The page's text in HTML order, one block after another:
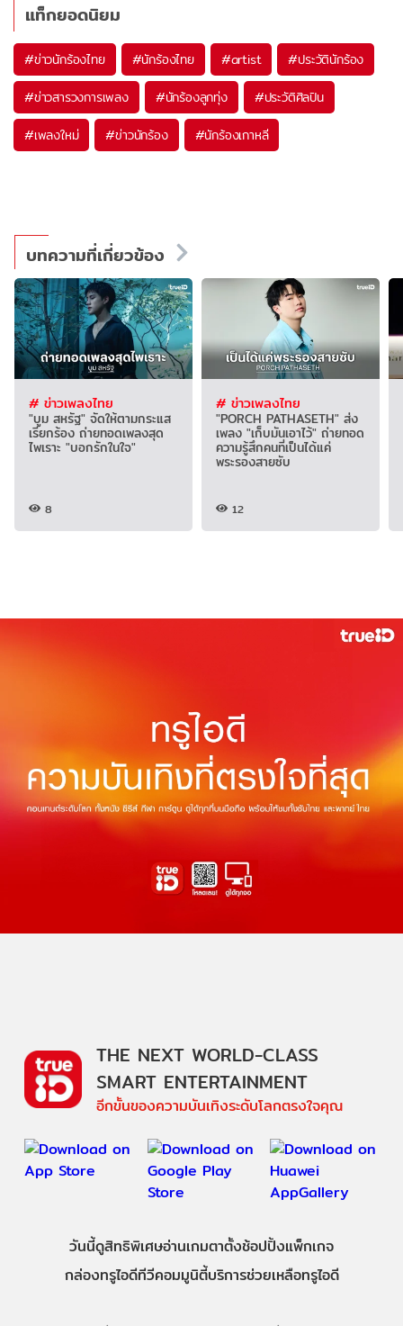
แท็กยอดนิยม
#ข่าวนักร้องไทย #นักร้องไทย #artist #ประวัตินักร้อง
#ข่าวสารวงการเพลง #นักร้องลูกทุ่ง #ประวัติศิลปิน
#เพลงใหม่ #ข่าวนักร้อง #นักร้องเกาหลี
บทความที่เกี่ยวข้อง
# ข่าวเพลงไทย
"บูม สหรัฐ" จัดให้ตามกระแส
เรียกร้อง ถ่ายทอดเพลงสุด
ไพเราะ "บอกรักในใจ"
8
# ข่าวเพลงไทย
"PORCH PATHASETH" ส่ง
เพลง "เก็บมันเอาไว้" ถ่ายทอด
ความรู้สึกคนที่เป็นได้แค่
พระรองสายซับ
12
THE NEXT WORLD-CLASS
SMART ENTERTAINMENT
อีกขั้นของความบันเทิงระดับโลกตรงใจคุณ
วันนี้ดูสิทธิพิเศษอ่านเกมตาตั้งช้อปปิ้งแพ็กเกจ
กล่องทรูไอดีทีวีคอมมูนิตี้บริการช่วยเหลือทรูไอดี